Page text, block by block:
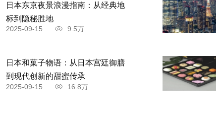
日本东京夜景浪漫指南：从经典地
标到隐秘胜地
2025-09-15 9.5万
日本和菓子物语：从日本宫廷御膳
到现代创新的甜蜜传承
2025-09-15 16.8万